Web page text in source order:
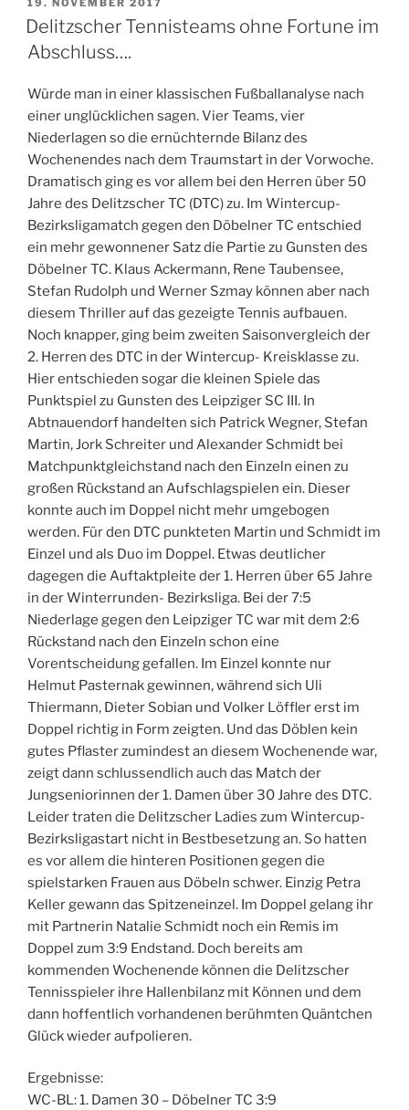
AM
19. NOVEMBER 2017
Delitzscher Tennisteams ohne Fortune im
Abschluss….
Würde man in einer klassischen Fußballanalyse nach
einer unglücklichen sagen. Vier Teams, vier
Niederlagen so die ernüchternde Bilanz des
Wochenendes nach dem Traumstart in der Vorwoche.
Dramatisch ging es vor allem bei den Herren über 50
Jahre des Delitzscher TC (DTC) zu. Im Wintercup-
Bezirksligamatch gegen den Döbelner TC entschied
ein mehr gewonnener Satz die Partie zu Gunsten des
Döbelner TC. Klaus Ackermann, Rene Taubensee,
Stefan Rudolph und Werner Szmay können aber nach
diesem Thriller auf das gezeigte Tennis aufbauen.
Noch knapper, ging beim zweiten Saisonvergleich der
2. Herren des DTC in der Wintercup- Kreisklasse zu.
Hier entschieden sogar die kleinen Spiele das
Punktspiel zu Gunsten des Leipziger SC III. In
Abtnauendorf handelten sich Patrick Wegner, Stefan
Martin, Jork Schreiter und Alexander Schmidt bei
Matchpunktgleichstand nach den Einzeln einen zu
großen Rückstand an Aufschlagspielen ein. Dieser
konnte auch im Doppel nicht mehr umgebogen
werden. Für den DTC punkteten Martin und Schmidt im
Einzel und als Duo im Doppel. Etwas deutlicher
dagegen die Auftaktpleite der 1. Herren über 65 Jahre
in der Winterrunden- Bezirksliga. Bei der 7:5
Niederlage gegen den Leipziger TC war mit dem 2:6
Rückstand nach den Einzeln schon eine
Vorentscheidung gefallen. Im Einzel konnte nur
Helmut Pasternak gewinnen, während sich Uli
Thiermann, Dieter Sobian und Volker Löffler erst im
Doppel richtig in Form zeigten. Und das Döblen kein
gutes Pflaster zumindest an diesem Wochenende war,
zeigt dann schlussendlich auch das Match der
Jungseniorinnen der 1. Damen über 30 Jahre des DTC.
Leider traten die Delitzscher Ladies zum Wintercup-
Bezirksligastart nicht in Bestbesetzung an. So hatten
es vor allem die hinteren Positionen gegen die
spielstarken Frauen aus Döbeln schwer. Einzig Petra
Keller gewann das Spitzeneinzel. Im Doppel gelang ihr
mit Partnerin Natalie Schmidt noch ein Remis im
Doppel zum 3:9 Endstand. Doch bereits am
kommenden Wochenende können die Delitzscher
Tennisspieler ihre Hallenbilanz mit Können und dem
dann hoffentlich vorhandenen berühmten Quäntchen
Glück wieder aufpolieren.
Ergebnisse:
WC-BL: 1. Damen 30 – Döbelner TC 3:9